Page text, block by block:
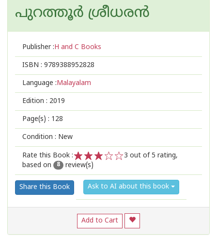
പുറത്തൂര്‍ ശ്രീധരന്‍
Publisher :H and C Books
ISBN : 9789388952828
Language :Malayalam
Edition : 2019
Page(s) : 128
Condition : New
Rate this Book :
2
1
3 out of 5 rating,
based on
8 review(s)
Share this Book Ask to AI about this book
Add to Cart